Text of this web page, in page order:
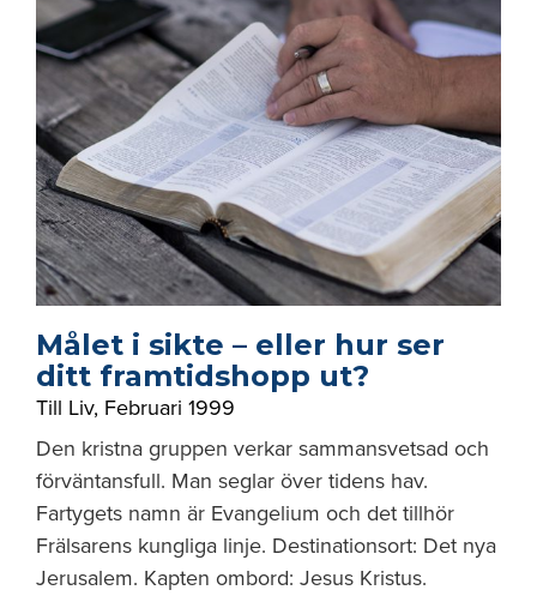
Målet i sikte – eller hur ser
ditt framtidshopp ut?
Till Liv, Februari 1999
Den kristna gruppen verkar sammansvetsad och
förväntansfull. Man seglar över tidens hav.
Fartygets namn är Evangelium och det tillhör
Frälsarens kungliga linje. Destinationsort: Det nya
Jerusalem. Kapten ombord: Jesus Kristus.